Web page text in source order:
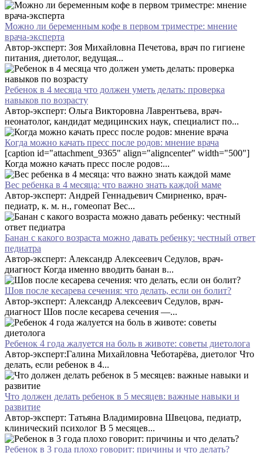
Можно ли беременным кофе в первом триместре: мнение
врача-эксперта
Автор-эксперт: Зоя Михайловна Печетова, врач по гигиене
питания, диетолог, ведущая...
Ребенок в 4 месяца что должен уметь делать: проверка
навыков по возрасту
Автор-эксперт: Ольга Викторовна Лаврентьева, врач-
неонатолог, кандидат медицинских наук, специалист по...
Когда можно качать пресс после родов: мнение врача
[caption id="attachment_9365" align="aligncenter" width="500"]
Когда можно качать пресс после родов:...
Вес ребенка в 4 месяца: что важно знать каждой маме
Автор-эксперт: Андрей Геннадьевич Смирненко, врач-
педиатр, к. м. н., гомеопат Вес...
Банан с какого возраста можно давать ребенку: честный ответ
педиатра
Автор-эксперт: Александр Алексеевич Седулов, врач-
диагност Когда именно вводить банан в...
Шов после кесарева сечения: что делать, если он болит?
Автор-эксперт: Александр Алексеевич Седулов, врач-
диагност Шов после кесарева сечения —...
Ребенок 4 года жалуется на боль в животе: советы диетолога
Автор-эксперт:Галина Михайловна Чеботарёва, диетолог Что
делать, если ребенок в 4...
Что должен делать ребенок в 5 месяцев: важные навыки и
развитие
Автор-эксперт: Татьяна Владимировна Швецова, педиатр,
клинический психолог В 5 месяцев...
Ребенок в 3 года плохо говорит: причины и что делать?